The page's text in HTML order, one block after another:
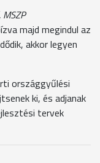
majd megindul az
akkor legyen
országgyűlési
ki, és adjanak
tervek